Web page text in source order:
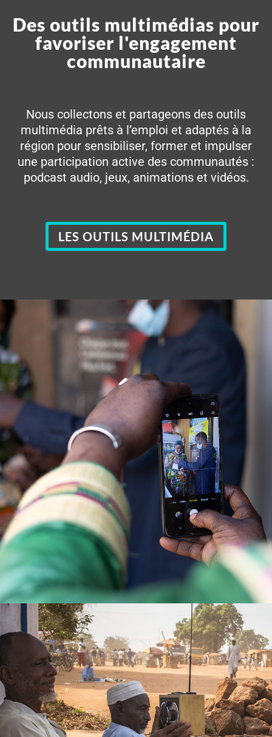
Des outils multimédias pour
favoriser l'engagement
communautaire
Nous collectons et partageons des outils
multimédia prêts à l’emploi et adaptés à la
région pour sensibiliser, former et impulser
une participation active des communautés :
podcast audio, jeux, animations et vidéos.
LES OUTILS MULTIMÉDIA